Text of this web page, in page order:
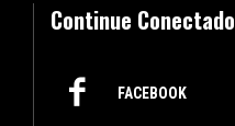
Continue Conectado
FACEBOOK